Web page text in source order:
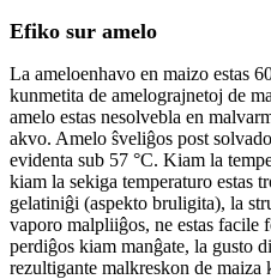
Efiko sur amelo
La ameloenhavo en maizo estas
kunmetita de amelograjnetoj de
amelo estas nesolvebla en
akvo. Amelo ŝveliĝos post
evidenta sub 57 °C. Kiam la
kiam la sekiga temperaturo estas
gelatiniĝi (aspekto bruligita), la
vaporo malpliiĝos, ne estas facile
perdiĝos kiam manĝate, la gusto
rezultigante malkreskon de maiza